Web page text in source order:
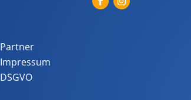
Partner
Impressum
DSGVO